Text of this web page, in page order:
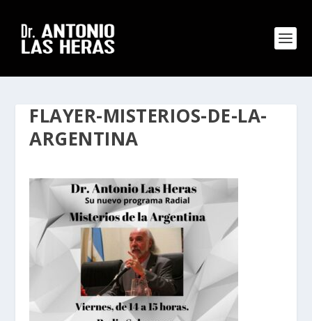
FLAYER-MISTERIOS-DE-LA-
ARGENTINA